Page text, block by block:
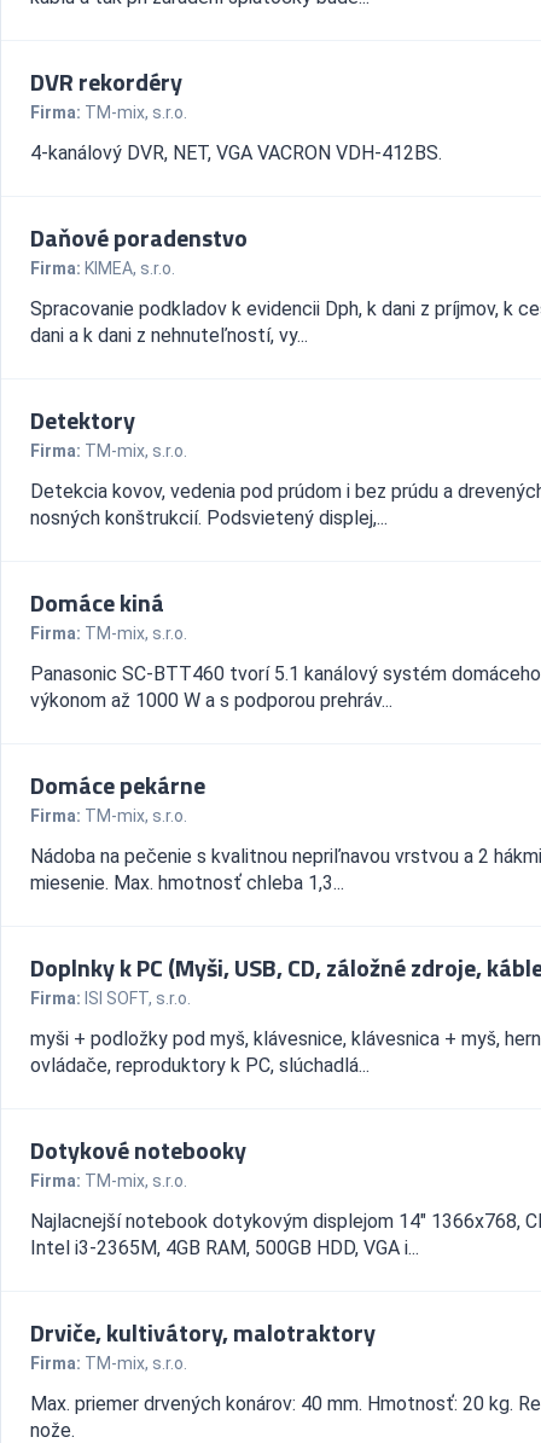
DVR rekordéry
Firma: TM-mix, s.r.o.
4-kanálový DVR, NET, VGA VACRON VDH-412BS.
Daňové poradenstvo
Firma: KIMEA, s.r.o.
Spracovanie podkladov k evidencii Dph, k dani z príjmov, k
dani a k dani z nehnuteľností, vy...
Detektory
Firma: TM-mix, s.r.o.
Detekcia kovov, vedenia pod prúdom i bez prúdu a
nosných konštrukcií. Podsvietený displej,...
Domáce kiná
Firma: TM-mix, s.r.o.
Panasonic SC-BTT460 tvorí 5.1 kanálový systém
výkonom až 1000 W a s podporou prehráv...
Domáce pekárne
Firma: TM-mix, s.r.o.
Nádoba na pečenie s kvalitnou nepriľnavou vrstvou a 2
miesenie. Max. hmotnosť chleba 1,3...
Doplnky k PC (Myši, USB, CD, záložné zdroje,
Firma: ISI SOFT, s.r.o.
myši + podložky pod myš, klávesnice, klávesnica + myš,
ovládače, reproduktory k PC, slúchadlá...
Dotykové notebooky
Firma: TM-mix, s.r.o.
Najlacnejší notebook dotykovým displejom 14" 1366x768,
Intel i3-2365M, 4GB RAM, 500GB HDD, VGA i...
Drviče, kultivátory, malotraktory
Firma: TM-mix, s.r.o.
Max. priemer drvených konárov: 40 mm. Hmotnosť: 20 kg.
nože.